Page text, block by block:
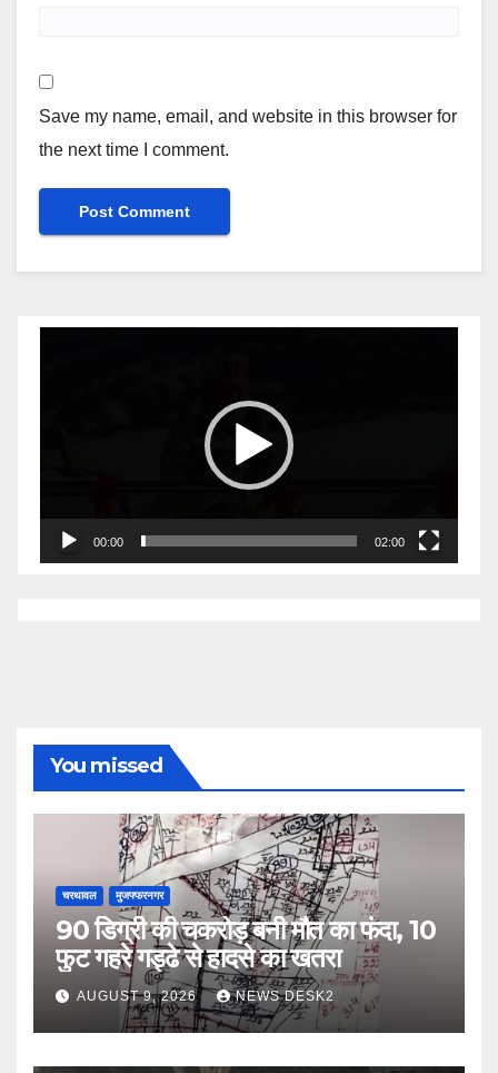
Save my name, email, and website in this browser for
the next time I comment.
00:00 02:00
You missed
चरथावल मुजफ्फरनगर
90 डिग्री की चकरोड़ बनी मौत का फंदा, 10
फुट गहरे गड्ढे से हादसे का खतरा
AUGUST 9, 2026 NEWS DESK2